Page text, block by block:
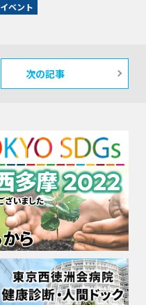
イベント
次の記事